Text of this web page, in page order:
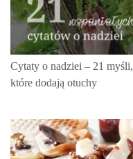
Cytaty o nadziei – 21 myśli,
które dodają otuchy